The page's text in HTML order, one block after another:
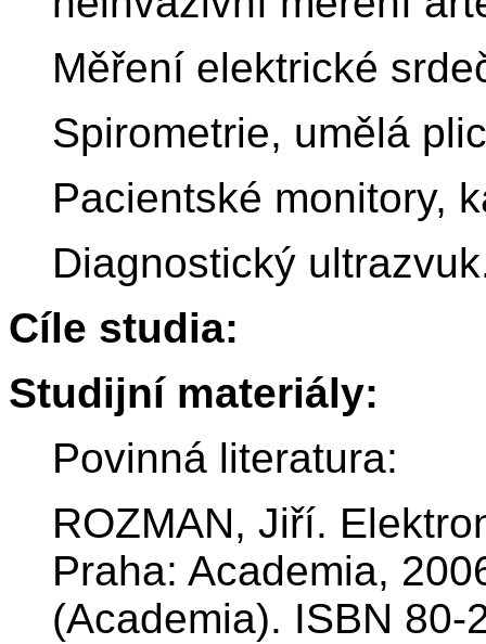
Měření elektrické
Spirometrie, umělá
Pacientské monitory,
Diagnostický
Cíle studia:
Studijní materiály:
Povinná literatura:
ROZMAN, Jiří.
Praha: Academia,
(Academia). ISBN 80-